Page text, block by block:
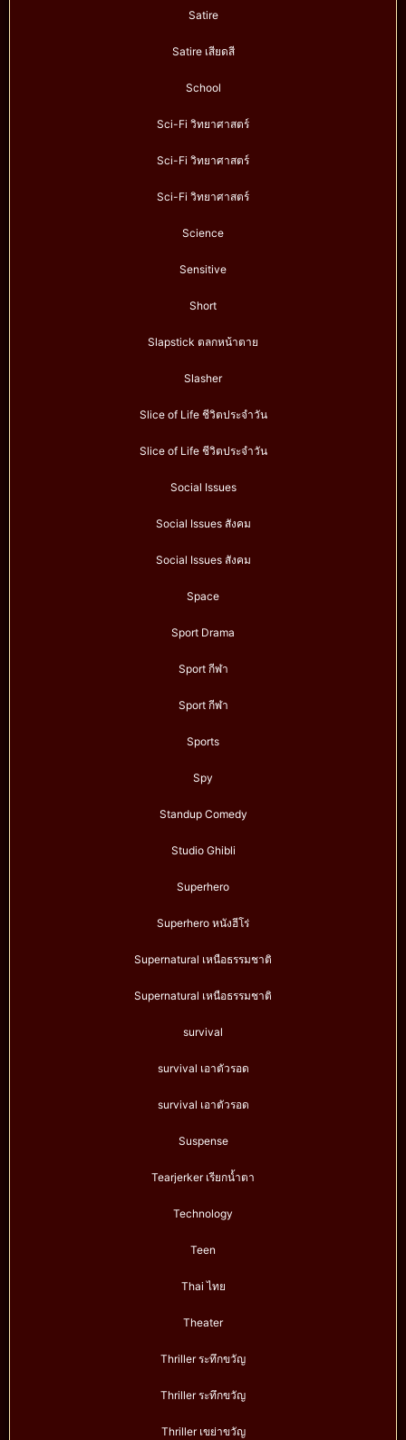
Satire
Satire เสียดสี
School
Sci-Fi วิทยาศาสตร์
Sci-Fi วิทยาศาสตร์
Sci-Fi วิทยาศาสตร์
Science
Sensitive
Short
Slapstick ตลกหน้าตาย
Slasher
Slice of Life ชีวิตประจำวัน
Slice of Life ชีวิตประจำวัน
Social Issues
Social Issues สังคม
Social Issues สังคม
Space
Sport Drama
Sport กีฬา
Sport กีฬา
Sports
Spy
Standup Comedy
Studio Ghibli
Superhero
Superhero หนังฮีโร่
Supernatural เหนือธรรมชาติ
Supernatural เหนือธรรมชาติ
survival
survival เอาตัวรอด
survival เอาตัวรอด
Suspense
Tearjerker เรียกน้ำตา
Technology
Teen
Thai ไทย
Theater
Thriller ระทึกขวัญ
Thriller ระทึกขวัญ
Thriller เขย่าขวัญ